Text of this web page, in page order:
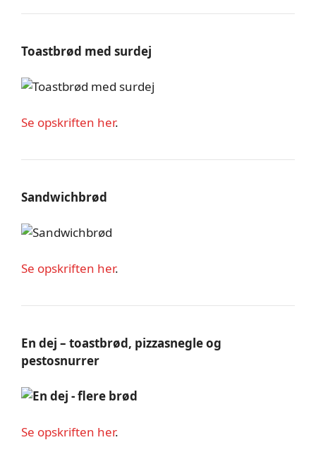
Toastbrød med surdej
Se opskriften her.
Sandwichbrød
Se opskriften her.
En dej – toastbrød, pizzasnegle og
pestosnurrer
Se opskriften her.